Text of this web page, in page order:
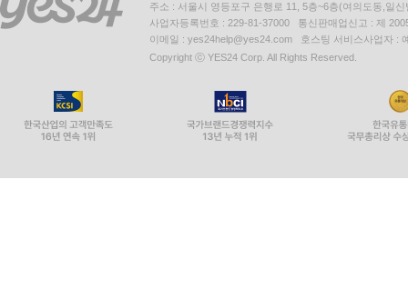
주소 : 서울시 영등포구 은행로 11, 5층~6층(여의도동,일신
사업자등록번호 : 229-81-37000 통신판매업신고 : 제
이메일 : yes24help@yes24.com 호스팅 서비스사업자 :
Copyright ⓒ YES24 Corp. All Rights Reserved.